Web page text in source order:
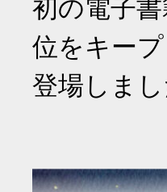
初の電子
位をキー
登場しま